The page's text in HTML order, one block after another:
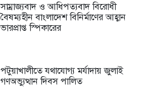
সাম্রাজ্যবাদ ও আধিপত্যবাদ বিরোধী
বৈষম্যহীন বাংলাদেশ বিনির্মাণের আহ্বান
ভারপ্রাপ্ত স্পিকারের
পটুয়াখালীতে যথাযোগ্য মর্যাদায় জুলাই
গণঅভ্যুত্থান দিবস পালিত